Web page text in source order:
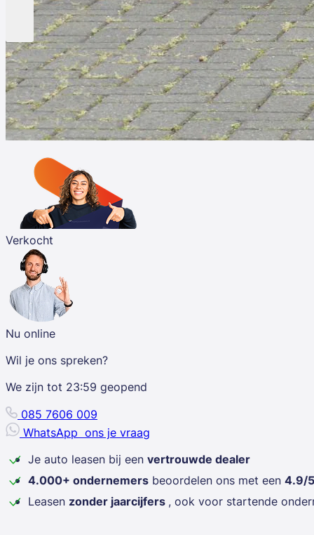
Verkocht
Nu online
Wil je ons spreken?
We zijn tot 23:59 geopend
085 7606 009
WhatsApp ons je vraag
Je auto leasen bij een vertrouwde dealer
4.000+ ondernemers beoordelen ons met een 4.9/5
Leasen zonder jaarcijfers , ook voor startende